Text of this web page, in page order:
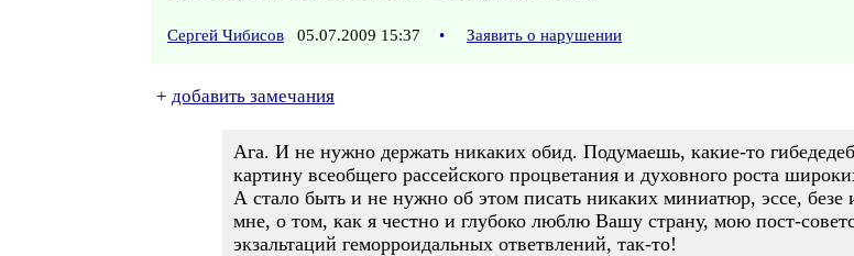
Сергей Чибисов 05.07.2009 15:37 • Заявить о нарушении
+ добавить замечания
Ага. И не нужно держать никаких обид. Подумаешь, какие-то
картину всеобщего рассейского процветания и духовного роста
А стало быть и не нужно об этом писать никаких миниатюр, эссе,
мне, о том, как я честно и глубоко люблю Вашу страну, мою пост-
экзальтаций геморроидальных ответвлений, так-то!